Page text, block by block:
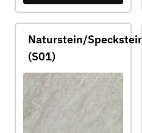
Naturstein/Speckstein
(S01)